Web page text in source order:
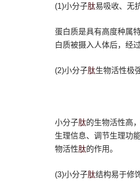
(1)小分子肽易吸收、无
蛋白质是具有高度种属
白质被摄入人体后，经
(2)小分子肽生物活性极
小分子肽的生物活性高
生理信息、调节生理功
物活性肽的作用。
(3)小分子肽结构易于修